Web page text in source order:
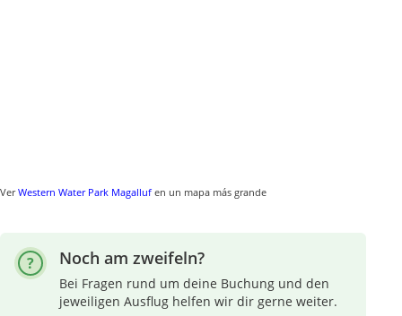
VerWestern Water Park Magalluf en un mapa más grande
Noch am zweifeln?
Bei Fragen rund um deine Buchung und den
jeweiligen Ausflug helfen wir dir gerne weiter.